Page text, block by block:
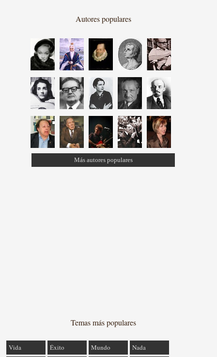
Autores populares
Más autores populares
Temas más populares
Vida Éxito Mundo
Nada